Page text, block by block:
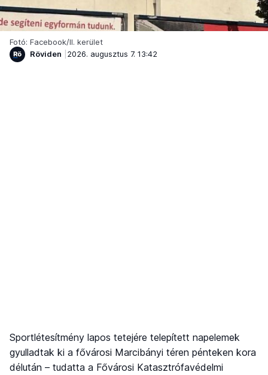
Fotó: Facebook/II. kerület
Röviden
2026. augusztus 7. 13:42
Sportlétesítmény lapos tetejére telepített napelemek
gyulladtak ki a fővárosi Marcibányi téren pénteken kora
délután – tudatta a Fővárosi Katasztrófavédelmi